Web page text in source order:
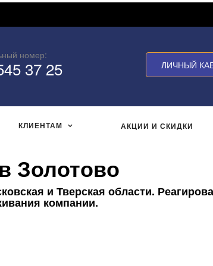
номер:
37 25 ЛИЧНЫЙ
КЛИЕНТАМ АКЦИИ И СКИДКИ
Золотово
и Тверская области.
компании.